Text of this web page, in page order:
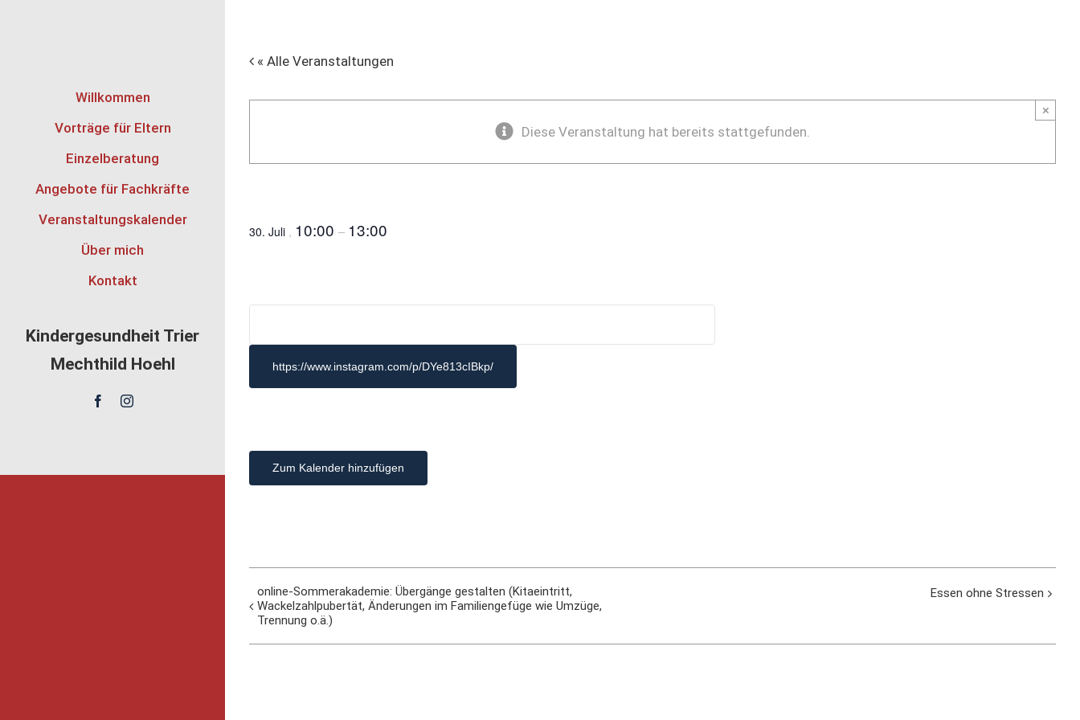
Willkommen
Vorträge für Eltern
Einzelberatung
Angebote für Fachkräfte
Veranstaltungskalender
Über mich
Kontakt
Kindergesundheit Trier
Mechthild Hoehl
« Alle Veranstaltungen
Diese Veranstaltung hat bereits stattgefunden.
×
30. Juli , 10:00 – 13:00
https://www.instagram.com/p/DYe813cIBkp/
Zum Kalender hinzufügen
online-Sommerakademie: Übergänge gestalten (Kitaeintritt,
Wackelzahlpubertät, Änderungen im Familiengefüge wie Umzüge,
Trennung o.ä.)
Essen ohne Stressen